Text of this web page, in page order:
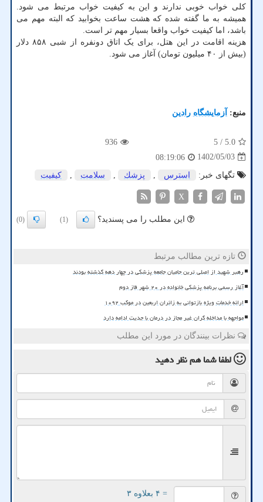
کلی خواب خوبی ندارند و این به کیفیت خواب مرتبط می شود.
همیشه به ما گفته شده که هشت ساعت بخوابید که البته مهم می
باشد، اما کیفیت خواب واقعا بسیار مهم تر است.
هزینه اقامت در این هتل، برای یک اتاق دونفره از شبی ۸۵۸ دلار
(بیش از ۴۰ میلیون تومان) آغاز می شود.
منبع: آزمایشگاه رادین
5.0
/ 5
936
1402/05/03
08:19:06
تگهای خبر:
استرس پزشك سلامت كیفیت
X
این مطلب را می پسندید؟ (1)
(0)
تازه ترین مطالب مرتبط
رهبر شهید از اصلی ترین حامیان جامعه پزشکی در چهار دهه گذشته بودند
آغاز رسمی برنامه پزشکی خانواده در ۲۰ شهر فاز دوم
ارائه خدمات ویژه بازتوانی به زائران اربعین در موکب ۱۰۹۲
مواجهه با مداخله گران غیر مجاز در درمان با جدیت ادامه دارد
نظرات بینندگان در مورد این مطلب
لطفا شما همنظر دهید
= ۴ بعلاوه ۳